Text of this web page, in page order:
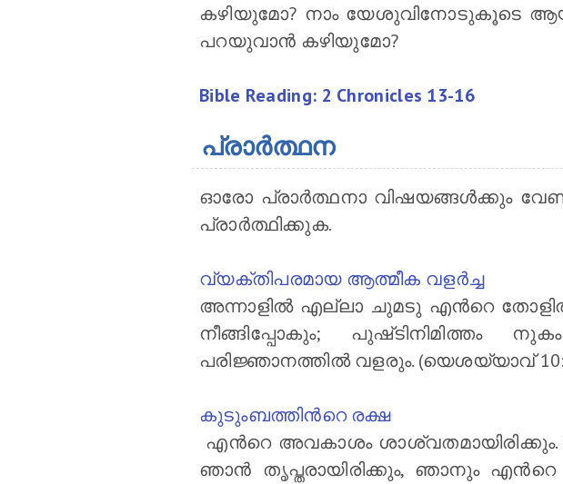
കഴിയുമോ? നാം യേശുവിനോടുകൂടെ
പറയുവാന്‍ കഴിയുമോ?
Bible Reading: 2 Chronicles 13-16
പ്രാര്‍ത്ഥന
ഓരോ പ്രാര്‍ത്ഥനാ വിഷയങ്ങള്‍ക്കും
പ്രാര്‍ത്ഥിക്കുക.
വ്യക്തിപരമായ ആത്മീക വളര്‍ച്ച
അന്നാളിൽ എല്ലാ ചുമടു എന്‍റെ
നീങ്ങിപ്പോകും;
പരിജ്ഞാനത്തില്‍ വളരും. (യെശയ്യാവ്
കുടുംബത്തിന്‍റെ രക്ഷ
എന്‍റെ അവകാശം
ഞാന്‍ തൃപ്തരായിരിക്കും, ഞാനും